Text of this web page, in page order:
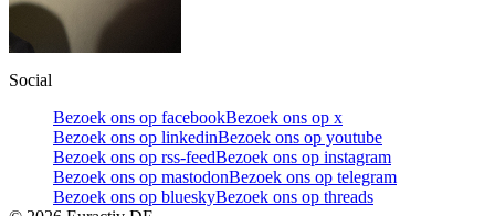
Social
Bezoek ons op facebookBezoek ons op x
Bezoek ons op linkedinBezoek ons op youtube
Bezoek ons op rss-feedBezoek ons op instagram
Bezoek ons op mastodonBezoek ons op telegram
Bezoek ons op blueskyBezoek ons op threads